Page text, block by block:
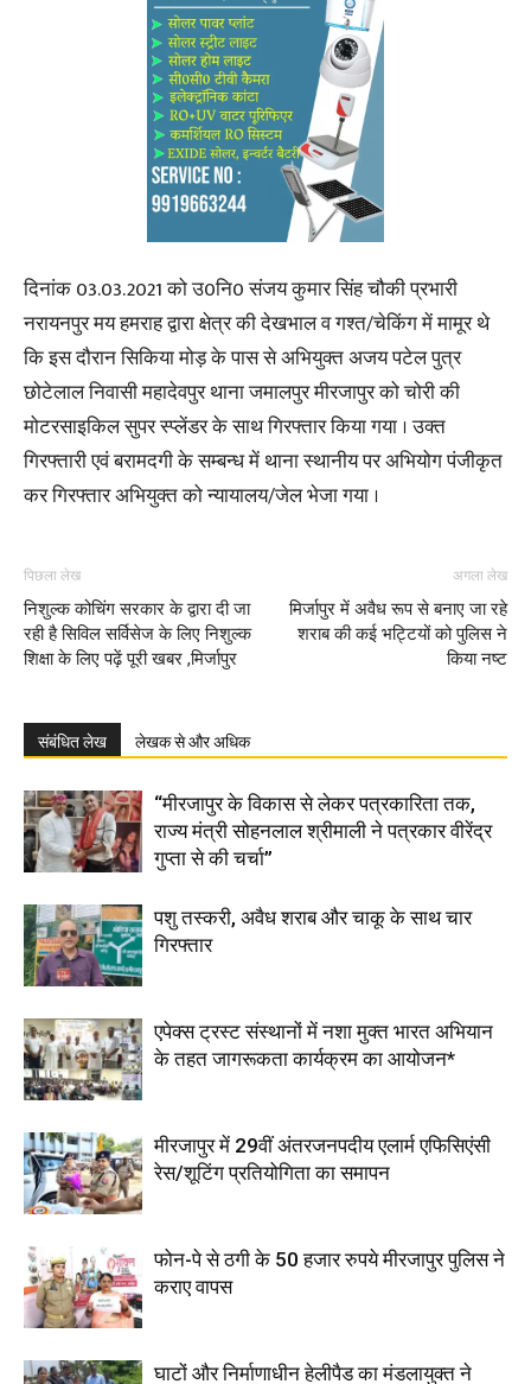
दिनांक 03.03.2021 को उ0नि0 संजय कुमार सिंह चौकी प्रभारी
नरायनपुर मय हमराह द्वारा क्षेत्र की देखभाल व गश्त/चेकिंग में मामूर थे
कि इस दौरान सिकिया मोड़ के पास से अभियुक्त अजय पटेल पुत्र
छोटेलाल निवासी महादेवपुर थाना जमालपुर मीरजापुर को चोरी की
मोटरसाइकिल सुपर स्प्लेंडर के साथ गिरफ्तार किया गया । उक्त
गिरफ्तारी एवं बरामदगी के सम्बन्ध में थाना स्थानीय पर अभियोग पंजीकृत
कर गिरफ्तार अभियुक्त को न्यायालय/जेल भेजा गया ।
पिछला लेख
निशुल्क कोचिंग सरकार के द्वारा दी जा
रही है सिविल सर्विसेज के लिए निशुल्क
शिक्षा के लिए पढ़ें पूरी खबर ,मिर्जापुर
अगला लेख
मिर्जापुर में अवैध रूप से बनाए जा रहे
शराब की कई भट्टियों को पुलिस ने
किया नष्ट
संबंधित लेख लेखक से और अधिक
“मीरजापुर के विकास से लेकर पत्रकारिता तक,
राज्य मंत्री सोहनलाल श्रीमाली ने पत्रकार वीरेंद्र
गुप्ता से की चर्चा”
पशु तस्करी, अवैध शराब और चाकू के साथ चार
गिरफ्तार
एपेक्स ट्रस्ट संस्थानों में नशा मुक्त भारत अभियान
के तहत जागरूकता कार्यक्रम का आयोजन*
मीरजापुर में 29वीं अंतरजनपदीय एलार्म एफिसिएंसी
रेस/शूटिंग प्रतियोगिता का समापन
फोन-पे से ठगी के 50 हजार रुपये मीरजापुर पुलिस ने
कराए वापस
घाटों और निर्माणाधीन हेलीपैड का मंडलायुक्त ने